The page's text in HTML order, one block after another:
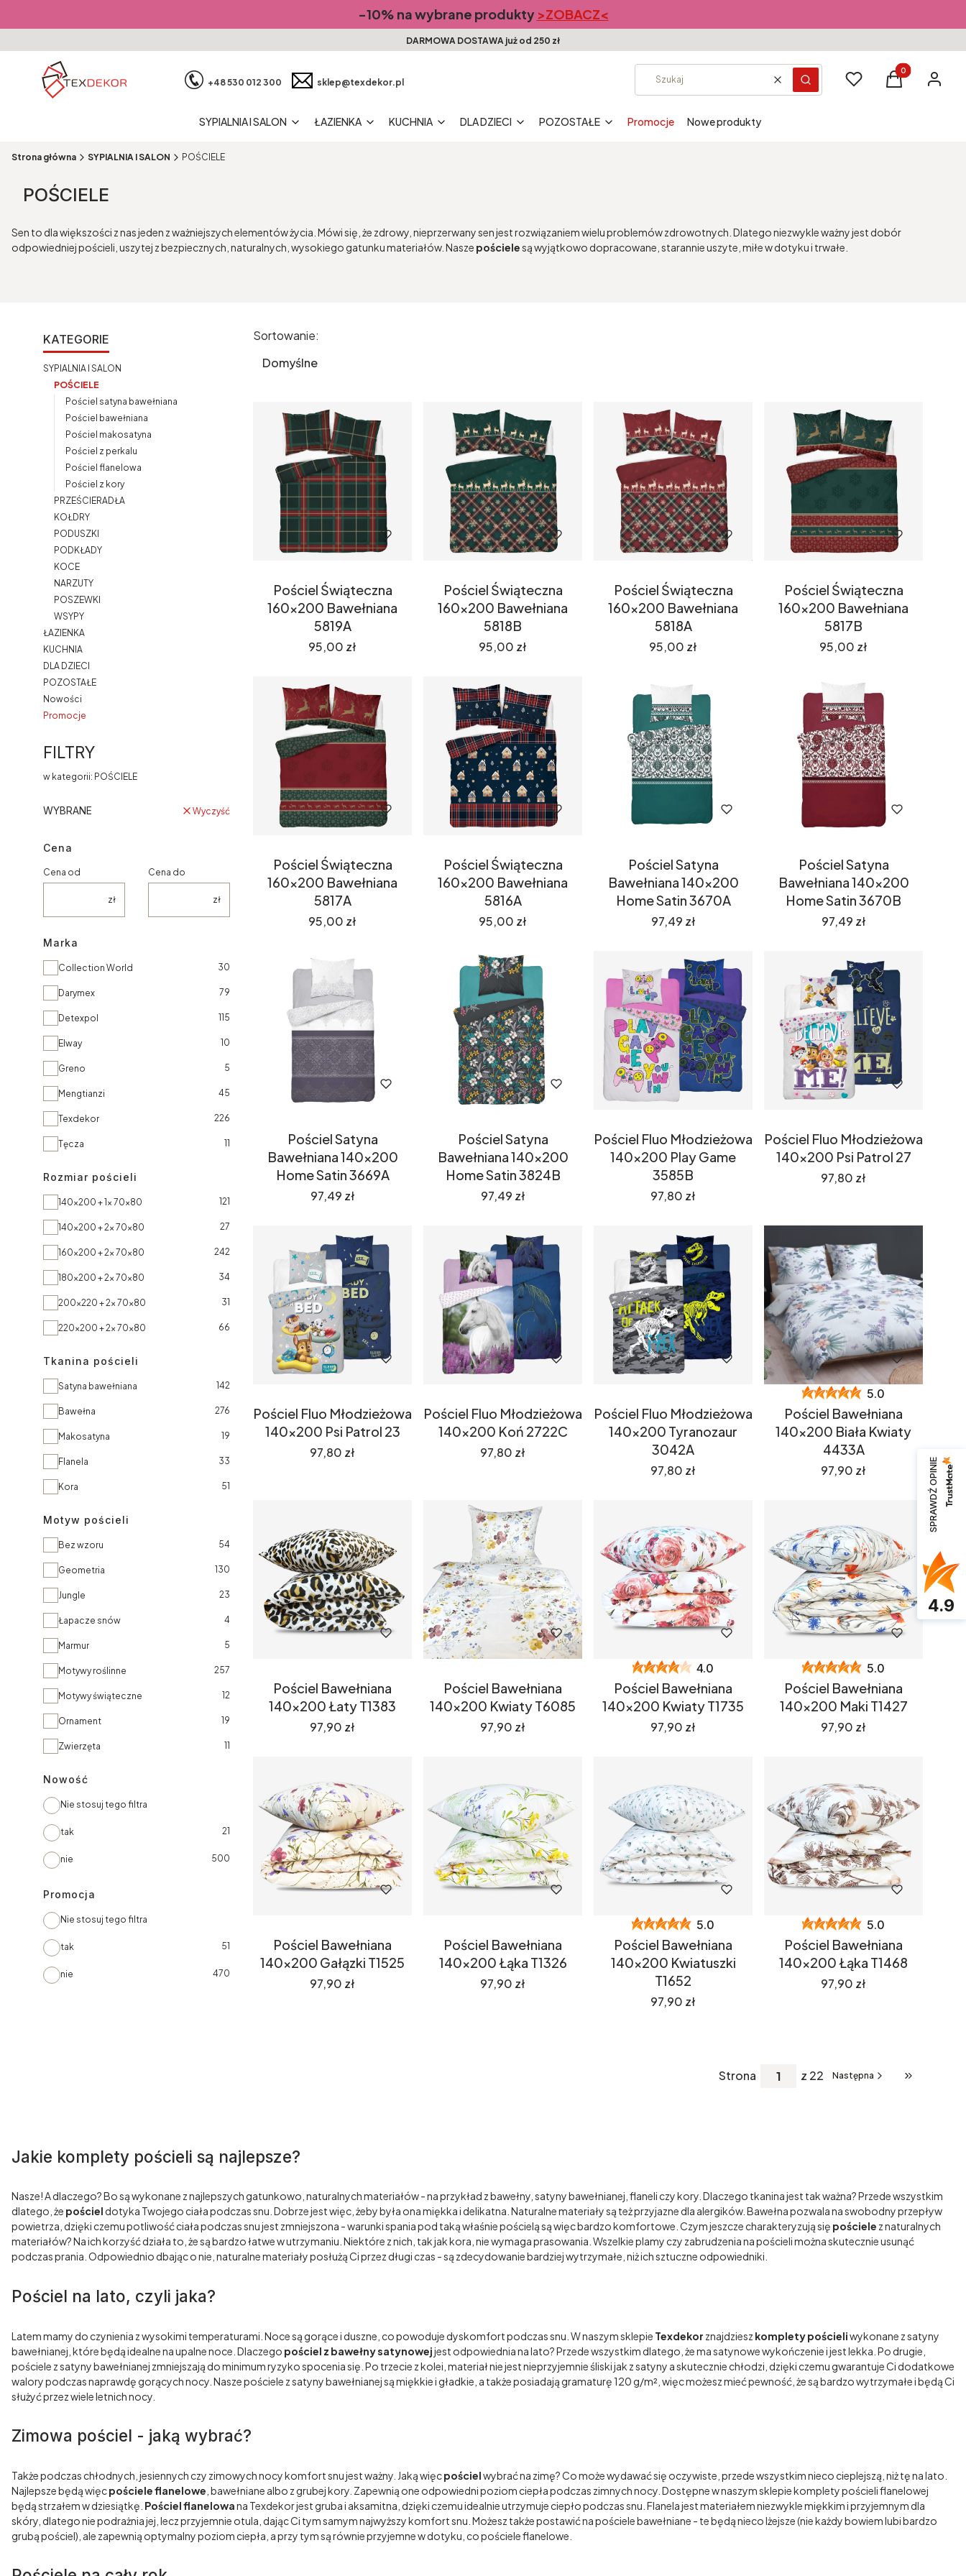
-10% na wybrane produkty >ZOBACZ<
DARMOWA DOSTAWA już od 250 zł
+48 530 012 300 sklep@texdekor.pl WyczyśćSzukaj
UlubioneProdukty w
Koszyk Zaloguj
SYPIALNIA I SALON ŁAZIENKA KUCHNIA DLA DZIECI POZOSTAŁE Promocje Nowe produkty
Strona główna SYPIALNIA I SALON POŚCIELE
POŚCIELE
Sen to dla większości z nas jeden z ważniejszych elementów życia. Mówi się, że zdrowy, nieprzerwany sen jest rozwiązaniem wielu problemów zdrowotnych. Dlatego niezwykle ważny jest dobór
odpowiedniej pościeli, uszytej z bezpiecznych, naturalnych, wysokiego gatunku materiałów. Nasze pościelesą wyjątkowo dopracowane, starannie uszyte, miłe w dotyku i trwałe.
KATEGORIE
SYPIALNIA I SALON
POŚCIELE
Pościel satyna bawełniana
Pościel bawełniana
Pościel makosatyna
Pościel z perkalu
Pościel flanelowa
Pościel z kory
PRZEŚCIERADŁA
KOŁDRY
PODUSZKI
PODKŁADY
KOCE
NARZUTY
POSZEWKI
WSYPY
ŁAZIENKA
KUCHNIA
DLA DZIECI
POZOSTAŁE
Nowości
Promocje
FILTRY
w kategorii: POŚCIELE
WYBRANE Wyczyść
Cena
Cena od
zł
Cena do
zł
Marka
MarkaCollection World 30
Darymex 79
Detexpol 115
Elway 10
Greno 5
Mengtianzi 45
Texdekor 226
Tęcza 11
Rozmiar pościeli
Rozmiar pościeli
140x200 + 1x 70x80 121
140x200 + 2x 70x80 27
160x200 + 2x 70x80 242
180x200 + 2x 70x80 34
200x220 + 2x 70x80 31
220x200 + 2x 70x80 66
Tkanina pościeli
Tkanina pościeli
Satyna bawełniana 142
Bawełna 276
Makosatyna 19
Flanela 33
Kora 51
Motyw pościeli
Motyw pościeli
Bez wzoru 54
Geometria 130
Jungle 23
Łapacze snów 4
Marmur 5
Motywy roślinne 257
Motywy świąteczne 12
Ornament 19
Zwierzęta 11
Nowość
Nie stosuj tego filtra
tak 21
nie 500
Promocja
Nie stosuj tego filtra
tak 51
nie 470
Lista produktów
Sortowanie:
Domyślne
Pościel Świąteczna
160x200 Bawełniana
5819A
Cena
95,00 zł
Pościel Świąteczna
160x200 Bawełniana
5818B
Cena
95,00 zł
Pościel Świąteczna
160x200 Bawełniana
5818A
Cena
95,00 zł
Pościel Świąteczna
160x200 Bawełniana
5817B
Cena
95,00 zł
Pościel Świąteczna
160x200 Bawełniana
5817A
Cena
95,00 zł
Pościel Świąteczna
160x200 Bawełniana
5816A
Cena
95,00 zł
Pościel Satyna
Bawełniana 140x200
Home Satin 3670A
Cena
97,49 zł
Pościel Satyna
Bawełniana 140x200
Home Satin 3670B
Cena
97,49 zł
Pościel Satyna
Bawełniana 140x200
Home Satin 3669A
Cena
97,49 zł
Pościel Satyna
Bawełniana 140x200
Home Satin 3824B
Cena
97,49 zł
Pościel Fluo Młodzieżowa
140x200 Play Game
3585B
Cena
97,80 zł
Pościel Fluo Młodzieżowa
140x200 Psi Patrol 27
Cena
97,80 zł
Pościel Fluo Młodzieżowa
140x200 Psi Patrol 23
Cena
97,80 zł
Pościel Fluo Młodzieżowa
140x200 Koń 2722C
Cena
97,80 zł
Pościel Fluo Młodzieżowa
140x200 Tyranozaur
3042A
Cena
97,80 zł
5.0
Pościel Bawełniana
140x200 Biała Kwiaty
4433A
Cena
97,90 zł
Pościel Bawełniana
140x200 Łaty T1383
Cena
97,90 zł
Pościel Bawełniana
140x200 Kwiaty T6085
Cena
97,90 zł
4.0
Pościel Bawełniana
140x200 Kwiaty T1735
Cena
97,90 zł
5.0
Pościel Bawełniana
140x200 Maki T1427
Cena
97,90 zł
Pościel Bawełniana
140x200 Gałązki T1525
Cena
97,90 zł
Pościel Bawełniana
140x200 Łąka T1326
Cena
97,90 zł
5.0
Pościel Bawełniana
140x200 Kwiatuszki
T1652
Cena
97,90 zł
5.0
Pościel Bawełniana
140x200 Łąka T1468
Cena
97,90 zł
Strona z 22 Następna
Przejdź do
Jakie komplety pościeli są najlepsze?
Nasze! A dlaczego? Bo są wykonane z najlepszych gatunkowo, naturalnych materiałów - na przykład z bawełny, satyny bawełnianej, flaneli czy kory. Dlaczego tkanina jest tak ważna? Przede wszystkim
dlatego, że pościel dotyka Twojego ciała podczas snu. Dobrze jest więc, żeby była ona miękka i delikatna. Naturalne materiały są też przyjazne dla alergików. Bawełna pozwala na swobodny przepływ
powietrza, dzięki czemu potliwość ciała podczas snu jest zmniejszona - warunki spania pod taką właśnie pościelą są więc bardzo komfortowe. Czym jeszcze charakteryzują się pościele z naturalnych
materiałów? Na ich korzyść działa to, że są bardzo łatwe w utrzymaniu. Niektóre z nich, tak jak kora, nie wymaga prasowania. Wszelkie plamy czy zabrudzenia na pościeli można skutecznie usunąć
podczas prania. Odpowiednio dbając o nie, naturalne materiały posłużą Ci przez długi czas - są zdecydowanie bardziej wytrzymałe, niż ich sztuczne odpowiedniki.
Pościel na lato, czyli jaka?
Latem mamy do czynienia z wysokimi temperaturami. Noce są gorące i duszne, co powoduje dyskomfort podczas snu. W naszym sklepie Texdekor znajdziesz komplety pościeliwykonane z satyny
bawełnianej, które będą idealne na upalne noce. Dlaczego pościel z bawełny satynowejjest odpowiednia na lato? Przede wszystkim dlatego, że ma satynowe wykończenie i jest lekka. Po drugie,
pościele z satyny bawełnianej zmniejszają do minimum ryzyko spocenia się. Po trzecie z kolei, materiał nie jest nieprzyjemnie śliski jak z satyny a skutecznie chłodzi, dzięki czemu gwarantuje Ci dodatkowe
walory podczas naprawdę gorących nocy. Nasze pościele z satyny bawełnianej są miękkie i gładkie, a także posiadają gramaturę 120 g/m², więc możesz mieć pewność, że są bardzo wytrzymałe i będą Ci
służyć przez wiele letnich nocy.
Zimowa pościel - jaką wybrać?
Także podczas chłodnych, jesiennych czy zimowych nocy komfort snu jest ważny. Jaką więcpościelwybrać na zimę? Co może wydawać się oczywiste, przede wszystkim nieco cieplejszą, niż tę na lato.
Najlepsze będą więcpościele flanelowe , bawełniane albo z grubej kory. Zapewnią one odpowiedni poziom ciepła podczas zimnych nocy. Dostępne w naszym sklepie komplety pościeli flanelowej
będą strzałem w dziesiątkę. Pościel flanelowana Texdekor jest gruba i aksamitna, dzięki czemu idealnie utrzymuje ciepło podczas snu. Flanela jest materiałem niezwykle miękkim i przyjemnym dla
skóry, dlatego nie podrażnia jej, lecz przyjemnie otula, dając Ci tym samym najwyższy komfort snu. Możesz także postawić na pościele bawełniane - te będą nieco lżejsze (nie każdy bowiem lubi bardzo
grubą pościel), ale zapewnią optymalny poziom ciepła, a przy tym są równie przyjemne w dotyku, co pościele flanelowe.
SPRAWDŹ OPINIE
4.9